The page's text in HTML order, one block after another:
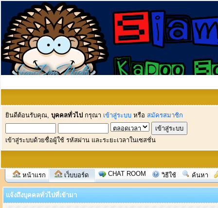
ยินดีต้อนรับคุณ, บุคคลทั่วไป กรุณา เข้าสู่ระบบ หรือ สมัครสมาชิก
เข้าสู่ระบบด้วยชื่อผู้ใช้ รหัสผ่าน และระยะเวลาในเซสชั่น
หน้าแรก เว็บบอร์ด CHAT ROOM วิธีใช้ ค้นหา
แจ้งถึงบุคคลทั่วไปที่เข้ามา